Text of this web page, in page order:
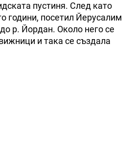
пустиня. След като
години, посетил Йерусалим
р. Йордан. Около него се
и така се създала